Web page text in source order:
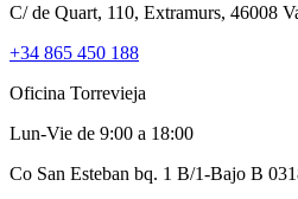
C/ de Quart, 110, Extramurs, 46008
+34 865 450 188
Oficina Torrevieja
Lun-Vie de 9:00 a 18:00
Co San Esteban bq. 1 B/1-Bajo B